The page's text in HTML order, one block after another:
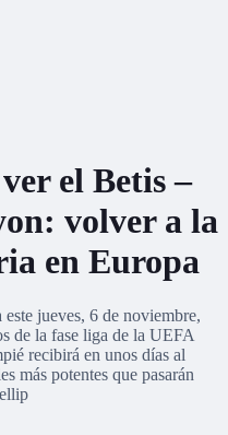
el Betis –
volver a la
en Europa
jueves, 6 de noviembre,
de la fase liga de la UEFA
recibirá en unos días al
más potentes que pasarán